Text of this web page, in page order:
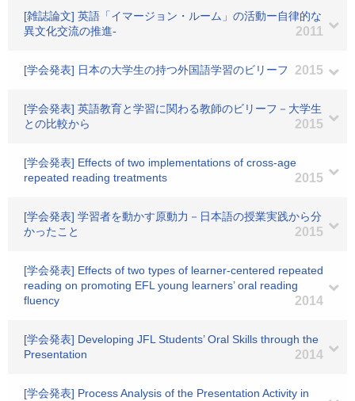
[雑誌論文] 英語「イマージョン・ルーム」の活動ー自律的な
異文化交流の推進-
2011
[学会発表] 日本の大学生の持つ外国語学習のビリーフ 2015
[学会発表] 英語教育と学習に関わる教師のビリーフ－大学生
との比較から
2015
[学会発表] Effects of two implementations of cross-age
repeated reading treatments
2015
[学会発表] 学習者を動かす原動力－日本語の授業実践から分
かったこと
2015
[学会発表] Effects of two types of learner-centered repeated
reading on promoting EFL young learners’ oral reading
fluency
2014
[学会発表] Developing JFL Students’ Oral Skills through the
Presentation
2014
[学会発表] Process Analysis of the Presentation Activity in